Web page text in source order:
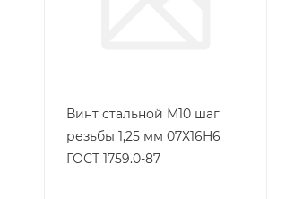
Винт стальной М10 шаг
резьбы 1,25 мм 07Х16Н6
ГОСТ 1759.0-87